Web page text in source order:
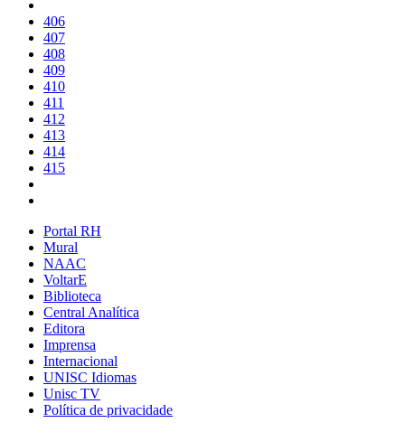
406
407
408
409
410
411
412
413
414
415
Portal RH
Mural
NAAC
VoltarE
Biblioteca
Central Analítica
Editora
Imprensa
Internacional
UNISC Idiomas
Unisc TV
Política de privacidade